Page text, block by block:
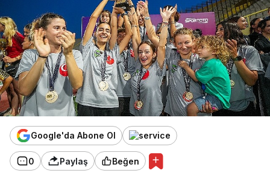
Google'da Abone Ol
0 Paylaş Beğen